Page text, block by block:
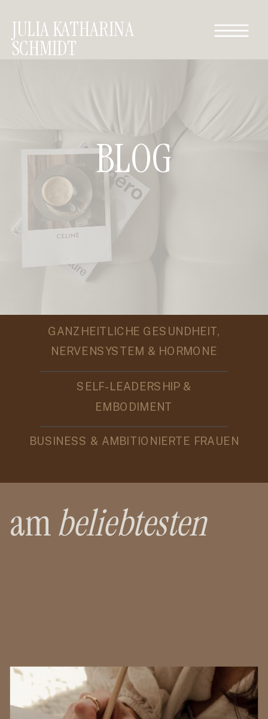
JULIA KATHARINA
SCHMIDT
BLOG
GANZHEITLICHE GESUNDHEIT,
NERVENSYSTEM & HORMONE
SELF-LEADERSHIP &
EMBODIMENT
BUSINESS & AMBITIONIERTE FRAUEN
ambeliebtesten